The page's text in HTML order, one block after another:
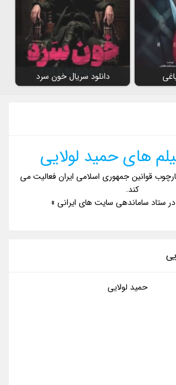
دانلود سریال خون سرد
های حمید لولایی
قوانین جمهوری اسلامی ایران فعالیت می
کند.
ستاد ساماندهی سایت های ایرانی »